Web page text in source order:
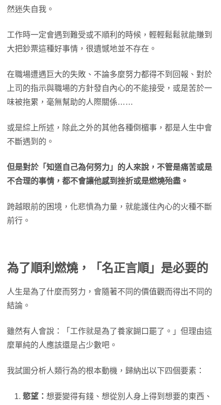
然迷失自我。
工作時一定會遇到難受或不順利的時候，輕輕鬆鬆就能賺到
大把鈔票這種好事情，很遺憾地並不存在。
在職場遭遇巨大的失敗、不論多麼努力都得不到回報、對於
上司的指示與職場的方針發自內心的不能接受，或是苦於一
味被拖累，毫無幫助的人際關係……
或是綜上所述，除此之外的其他各種倒楣事，都是人生中會
不斷遇到的。
但是對於「知道自己為何努力」的人來說，不管是痛苦或是
不合理的事情，都不會讓他感到挫折或是燃燒殆盡。
跨越眼前的困境，化悲憤為力量，就能護住內心的火種不斷
前行。
為了順利燃燒，「名正言順」是必要的
人生是為了什麼而努力，會隨著不同的價值觀而得出不同的
結論。
雖然有人會說：「工作就是為了養家餬口罷了。」但理由這
麼單純的人應該還是占少數吧。
我試圖分析人類行為的根本動機，歸納出以下四個要素：
慾望： 想要變得有錢、想從別人身上得到想要的東西、